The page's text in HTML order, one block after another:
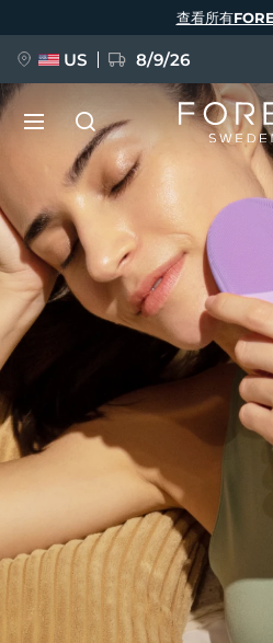
查看所有
US 8/9/26
新品
FAQ™ Pure Beauty-Tech
BREAKING NEWS
issa™ Teeth Whitening
FAQ™ Dual LED Panel
语言
English Deutsch
Français
Italiano
Svenska
Türkçe
简体中文
发货国家
美国
英国